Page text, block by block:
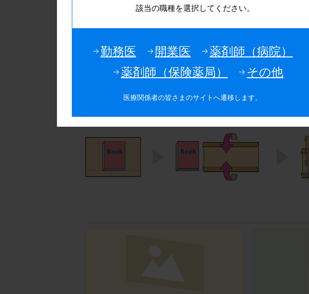
ダウンロード
文庫本カバーの使用方法
カバーの上に本を置き、本の高さに合わせて折り目をつけ
ポケット部分に表紙と裏表紙を挟み込みます
該当の職種を選択してください。
勤務医 開業医
薬剤師（病院）
薬剤師（保険薬局）
その他
医療関係者の皆さまのサイトへ遷移します。